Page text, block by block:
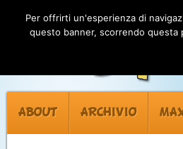
ABOUT ARCHIVIO
Per offrirti un'esperienza di
questo banner, scorrendo questa